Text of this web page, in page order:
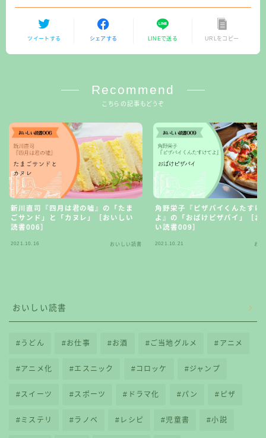
ツイートする シェアする LINEで送る URLをコピー
Recommend
こちらの記事もどうぞ
新川直司『四月は君の嘘』の「たま
ごサンド」と「カヌレ」［おいしい
読書006］
2021.10.16 おいしい読書
角野栄子『ピザパイくんたすけ
よ』の「おばけピザパイ」［お
い読書009］
2021.10.21 おい
おいしい読書
うどん お仕事 お酒 ご当地グルメ アニメ
アニメ化 エスニック コロッケ ジャンプ
スイーツ スポーツ ドラマ化 パン ピザ
ミステリ ラノベ レシピ 児童書 小説